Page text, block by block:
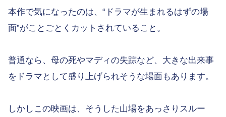
本作で気になったのは、“ドラマが生まれるはずの場
面”がことごとくカットされていること。
普通なら、母の死やマディの失踪など、大きな出来事
をドラマとして盛り上げられそうな場面もあります。
しかしこの映画は、そうした山場をあっさりスルー